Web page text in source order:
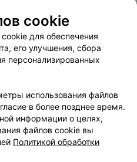
Способы оплаты
сервиса
соглашение
сотрудничества
relax.by
cookie
данных
cookie
для обеспечения
его улучшения, сбора
персонализированных
использования файлов
в более позднее время.
информации о целях,
файлов cookie вы
Политикой обработки